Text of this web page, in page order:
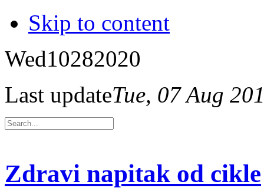
Skip to content
Wed10282020
Last updateTue, 07 Aug
Zdravi napitak od cikle